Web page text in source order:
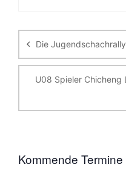
Die
U08 Spieler Chicheng
Kommende Termine